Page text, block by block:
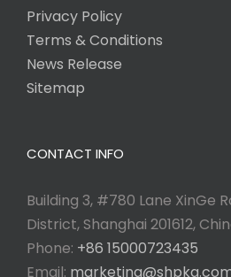
Privacy Policy
Terms & Conditions
News Release
Sitemap
CONTACT INFO
Building 3, #780 Lane XinGe
District, Shanghai 201612,
Phone: +86 15000723435
Email: